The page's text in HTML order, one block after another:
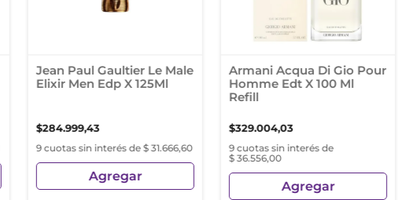
Jean Paul Gaultier Le Male
Elixir Men Edp X 125Ml
$284.999,43
9 cuotas sin interés de $ 31.666,60
Agregar
Armani Acqua Di Gio Pour
Homme Edt X 100 Ml
Refill
$329.004,03
9 cuotas sin interés de
$ 36.556,00
Agregar